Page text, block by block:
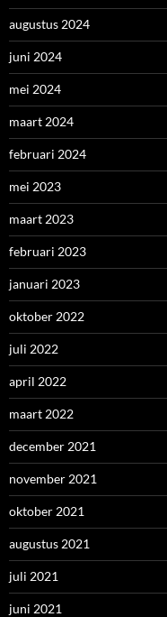
augustus 2024
juni 2024
mei 2024
maart 2024
februari 2024
mei 2023
maart 2023
februari 2023
januari 2023
oktober 2022
juli 2022
april 2022
maart 2022
december 2021
november 2021
oktober 2021
augustus 2021
juli 2021
juni 2021